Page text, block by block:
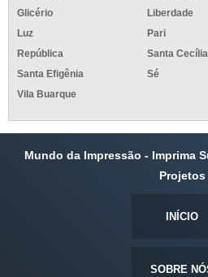
Glicério
Liberdade
Luz
Pari
República
Santa Cecília
Santa Efigênia
Sé
Vila Buarque
Mundo da Impressão - Imprima
Projetos
INÍCIO
SOBRE